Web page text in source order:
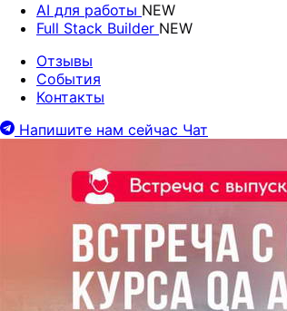
AI для работы NEW
Full Stack Builder NEW
Отзывы
События
Контакты
Напишите нам сейчас Чат